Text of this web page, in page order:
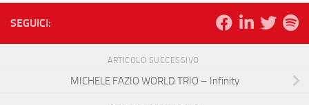
SEGUICI:
ARTICOLO SUCCESSIVO
MICHELE FAZIO WORLD TRIO – Infinity